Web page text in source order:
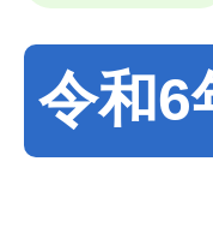
令和6